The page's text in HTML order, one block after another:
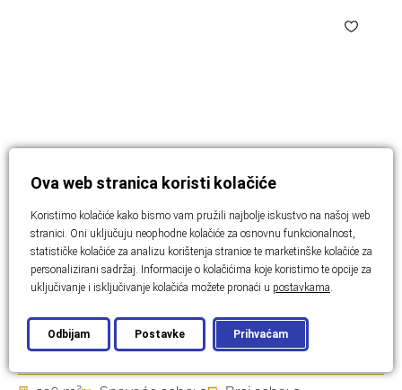
BRAČ
Ekskluzivna kamena vila s
pogledom na more – Brač
Ova web stranica koristi kolačiće
Koristimo kolačiće kako bismo vam pružili najbolje iskustvo na našoj web
stranici. Oni uključuju neophodne kolačiće za osnovnu funkcionalnost,
statističke kolačiće za analizu korištenja stranice te marketinške kolačiće za
personalizirani sadržaj. Informacije o kolačićima koje koristimo te opcije za
uključivanje i isključivanje kolačića možete pronaći u postavkama.
Prihvaćam
Odbijam Postavke